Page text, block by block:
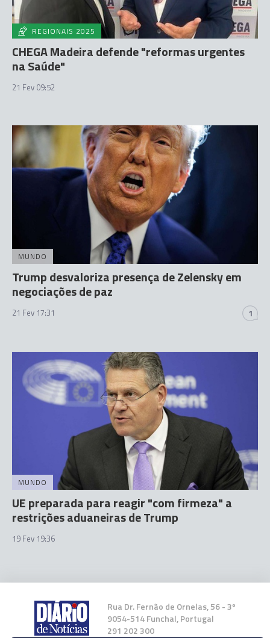
REGIONAIS 2025
CHEGA Madeira defende "reformas urgentes
na Saúde"
21 Fev 09:52
MUNDO
Trump desvaloriza presença de Zelensky em
negociações de paz
21 Fev 17:31 1
MUNDO
UE preparada para reagir "com firmeza" a
restrições aduaneiras de Trump
19 Fev 19:36
Rua Dr. Fernão de Ornelas, 56 - 3º
9054-514 Funchal, Portugal
291 202 300